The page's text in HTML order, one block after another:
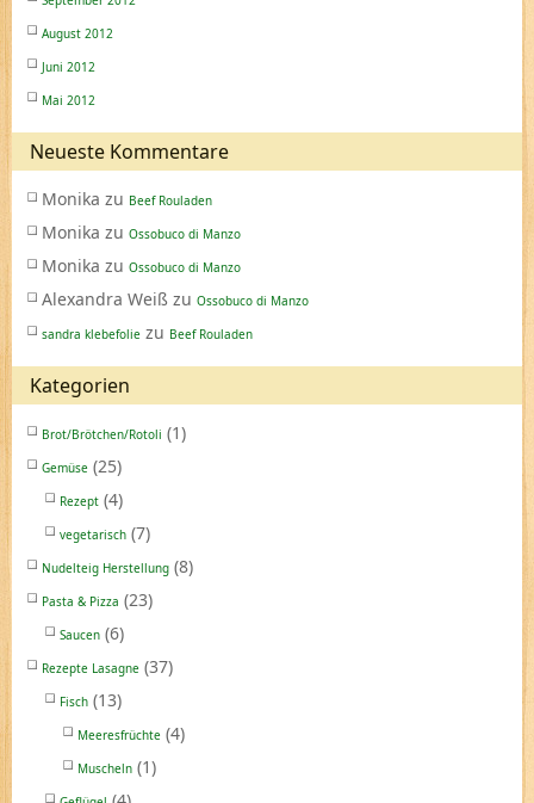
August 2012
Juni 2012
Mai 2012
Neueste Kommentare
Monika zu Beef Rouladen
Monika zu Ossobuco di Manzo
Monika zu Ossobuco di Manzo
Alexandra Weiß zu Ossobuco di Manzo
sandra klebefolie zu Beef Rouladen
Kategorien
Brot/Brötchen/Rotoli (1)
Gemüse (25)
Rezept (4)
vegetarisch (7)
Nudelteig Herstellung (8)
Pasta & Pizza (23)
Saucen (6)
Rezepte Lasagne (37)
Fisch (13)
Meeresfrüchte (4)
Muscheln (1)